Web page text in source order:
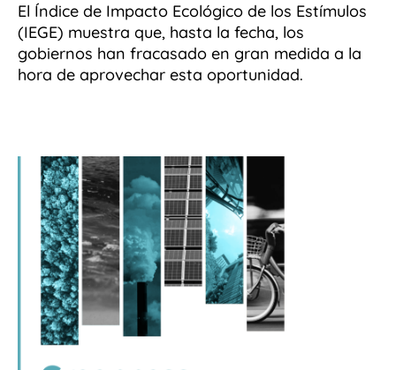
El Índice de Impacto Ecológico de los Estímulos
(IEGE) muestra que, hasta la fecha, los
gobiernos han fracasado en gran medida a la
hora de aprovechar esta oportunidad.